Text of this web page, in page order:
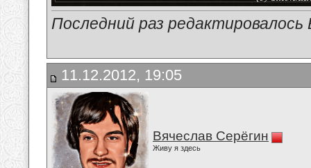
Последний раз
11.12.2012, 19:05
Вячеслав Серёгин
Живу я здесь